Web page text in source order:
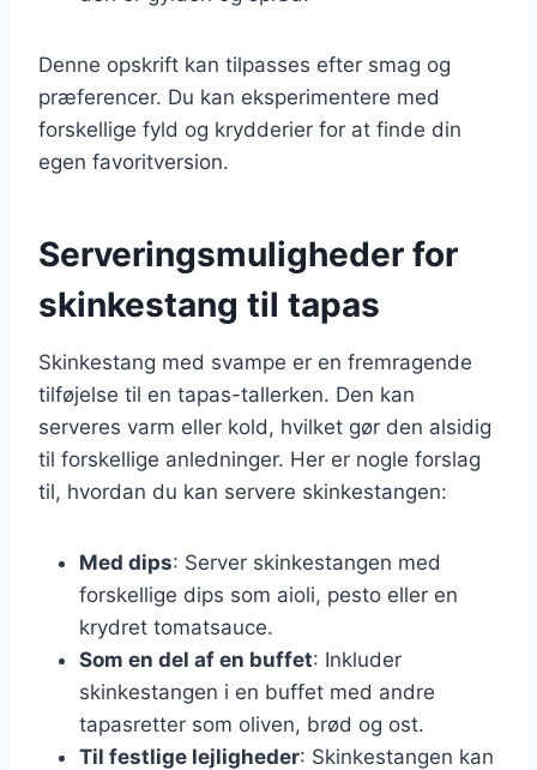
Denne opskrift kan tilpasses efter smag og
præferencer. Du kan eksperimentere med
forskellige fyld og krydderier for at finde din
egen favoritversion.
Serveringsmuligheder for
skinkestang til tapas
Skinkestang med svampe er en fremragende
tilføjelse til en tapas-tallerken. Den kan
serveres varm eller kold, hvilket gør den alsidig
til forskellige anledninger. Her er nogle forslag
til, hvordan du kan servere skinkestangen:
Med dips: Server skinkestangen med
forskellige dips som aioli, pesto eller en
krydret tomatsauce.
Som en del af en buffet: Inkluder
skinkestangen i en buffet med andre
tapasretter som oliven, brød og ost.
Til festlige lejligheder: Skinkestangen kan